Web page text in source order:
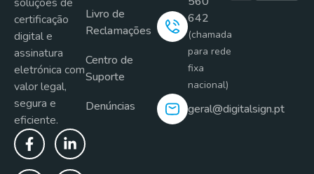
certificação
digital e
assinatura
eletrónica com
valor legal,
segura e
eficiente.
Livro de
Reclamações
Centro de
Suporte
Denúncias
642
(chamada
para rede
fixa
nacional)
geral@digitalsign.pt